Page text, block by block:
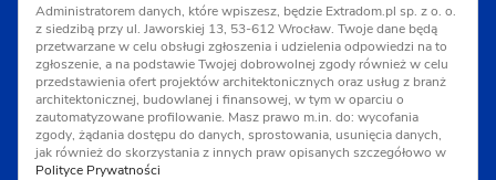
Administratorem danych, które wpiszesz, będzie Extradom.pl sp. z o. o.
z siedzibą przy ul. Jaworskiej 13, 53-612 Wrocław. Twoje dane będą
przetwarzane w celu obsługi zgłoszenia i udzielenia odpowiedzi na to
zgłoszenie, a na podstawie Twojej dobrowolnej zgody również w celu
przedstawienia ofert projektów architektonicznych oraz usług z branż
architektonicznej, budowlanej i finansowej, w tym w oparciu o
zautomatyzowane profilowanie. Masz prawo m.in. do: wycofania
zgody, żądania dostępu do danych, sprostowania, usunięcia danych,
jak również do skorzystania z innych praw opisanych szczegółowo w
Polityce Prywatności